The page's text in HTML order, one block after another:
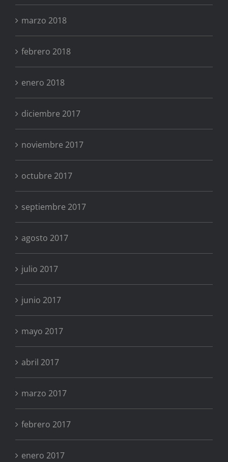
marzo 2018
febrero 2018
enero 2018
diciembre 2017
noviembre 2017
octubre 2017
septiembre 2017
agosto 2017
julio 2017
junio 2017
mayo 2017
abril 2017
marzo 2017
febrero 2017
enero 2017